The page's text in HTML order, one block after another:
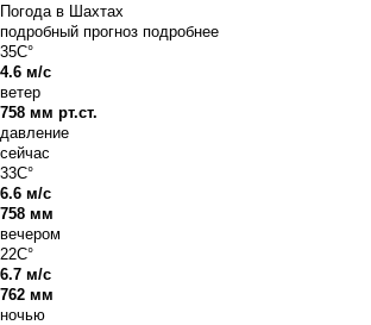
Погода в Шахтах
подробный прогноз подробнее
35C°
4.6 м/с
ветер
758 мм рт.ст.
давление
сейчас
33C°
6.6 м/с
758 мм
вечером
22C°
6.7 м/с
762 мм
ночью